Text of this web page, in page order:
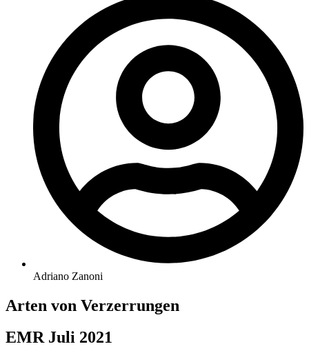
Adriano Zanoni
Arten von Verzerrungen
EMR Juli 2021